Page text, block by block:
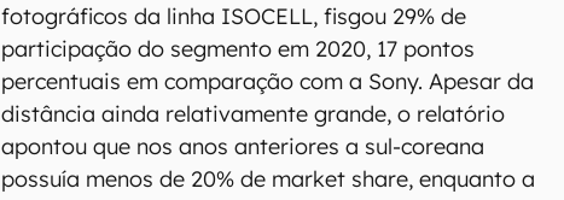
fotográficos da linha ISOCELL, fisgou 29% de
participação do segmento em 2020, 17 pontos
percentuais em comparação com a Sony. Apesar da
distância ainda relativamente grande, o relatório
apontou que nos anos anteriores a sul-coreana
possuía menos de 20% de market share, enquanto a